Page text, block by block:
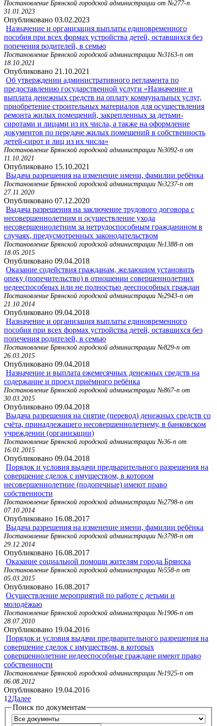
Постановление Брянской городской администрации от №277-п
31.01.2023
Опубликовано 03.02.2023
Назначение и организация выплаты единовременного
пособия при всех формах устройства детей, оставшихся без
попечения родителей, в семью
Постановление Брянской городской администрации №3163-п от
18.10.2021
Опубликовано 21.10.2021
Об утверждении административного регламента по
предоставлению государственной услуги «Назначение и
выплата денежных средств на оплату коммунальных услуг,
приобретение строительных материалов для осуществления
ремонта жилых помещений, закрепленных за детьми-
сиротами и лицами из их числа, а также на оформление
документов по передаче жилых помещений в собственность
детей-сирот и лиц из их числа»
Постановление Брянской городской администрации №3092-п от
11.10.2021
Опубликовано 15.10.2021
Выдача разрешения на изменение имени, фамилии ребёнка
Постановление Брянской городской администрации №3237-п от
27.11.2020
Опубликовано 07.12.2020
Выдача разрешения на заключение трудового договора с
несовершеннолетним и осуществление ухода
несовершеннолетним за нетрудоспособным гражданином в
случаях, предусмотренных законодательством
Постановление Брянской городской администрации №1388-п от
18.05.2015
Опубликовано 09.04.2018
Оказание содействия гражданам, желающим установить
опеку (попечительство) в отношении совершеннолетних
недееспособных или не полностью дееспособных граждан
Постановление Брянской городской администрации №2943-п от
21.10.2014
Опубликовано 09.04.2018
Назначение и организация выплаты единовременного
пособия при всех формах устройства детей, оставшихся без
попечения родителей, в семью
Постановление Брянской городской администрации №829-п от
26.03.2015
Опубликовано 09.04.2018
Назначение и выплата ежемесячных денежных средств на
содержание и проезд приёмного ребёнка
Постановление Брянской городской администрации №867-п от
30.03.2015
Опубликовано 09.04.2018
Выдача разрешения на снятие (перевод) денежных средств со
счёта, принадлежащего несовершеннолетнему, в банковском
учреждении (организации)
Постановление Брянской городской администрации №36-п от
16.01.2015
Опубликовано 09.04.2018
Порядок и условия выдачи предварительного разрешения на
совершение сделок с имуществом, в котором
несовершеннолетние (подопечные) имеют право
собственности
Постановление Брянской городской администрации №2798-п от
07.10.2014
Опубликовано 16.08.2017
Выдача разрешения на изменение имени, фамилии ребёнка
Постановление Брянской городской администрации №3798-п от
29.12.2014
Опубликовано 16.08.2017
Оказание социальной помощи жителям города Брянска
Постановление Брянской городской администрации №558-п от
05.03.2015
Опубликовано 16.08.2017
Осуществление мероприятий по работе с детьми и
молодёжью
Постановление Брянской городской администрации №1906-п от
28.07.2010
Опубликовано 19.04.2016
Порядок и условия выдачи предварительного разрешения на
совершение сделок с имуществом, в которых
совершеннолетние недееспособные граждане имеют право
собственности
Постановление Брянской городской администрации №1925-п от
06.08.2012
Опубликовано 19.04.2016
Пагинация
записей
1 2Далее
Поиск по документам